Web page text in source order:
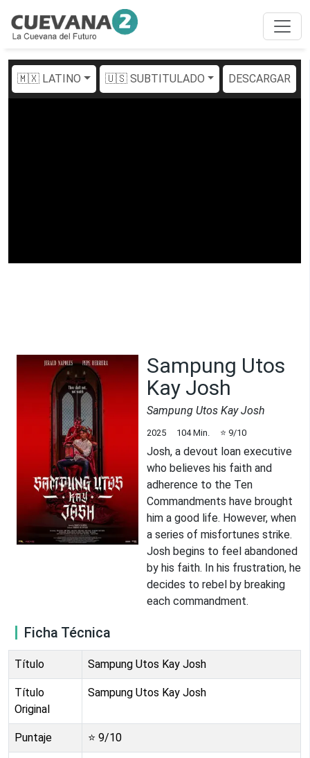
🇲🇽 LATINO 🇺🇸 SUBTITULADO DESCARGAR
Sampung Utos
Kay Josh
Sampung Utos Kay Josh
2025 104Min. ⭐ 9/10
Josh, a devout loan executive
who believes his faith and
adherence to the Ten
Commandments have brought
him a good life. However, when
a series of misfortunes strike.
Josh begins to feel abandoned
by his faith. In his frustration, he
decides to rebel by breaking
each commandment.
Ficha Técnica
Título Sampung Utos Kay Josh
Título
Original
Sampung Utos Kay Josh
Puntaje ⭐ 9/10